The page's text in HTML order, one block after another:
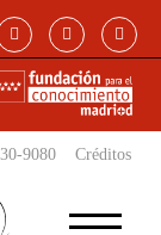
9080 Créditos